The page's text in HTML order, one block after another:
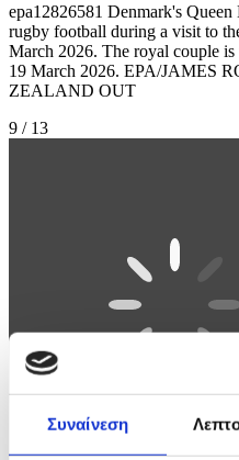
Συναίνεση
epa12826581 Denmark's
rugby football during a visit to
March 2026. The royal couple
19 March 2026. EPA/JAMES
ZEALAND OUT
9 / 13